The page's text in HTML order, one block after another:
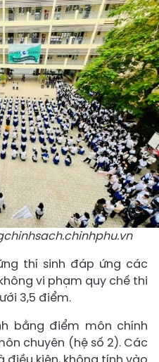
thí sinh đáp ứng các
vi phạm quy chế thi
3,5 điểm.
bằng điểm môn chính
chuyên (hệ số 2). Các